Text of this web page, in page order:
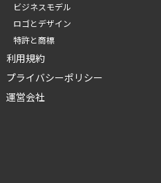
ビジネスモデル
ロゴとデザイン
特許と商標
利用規約
プライバシーポリシー
運営会社